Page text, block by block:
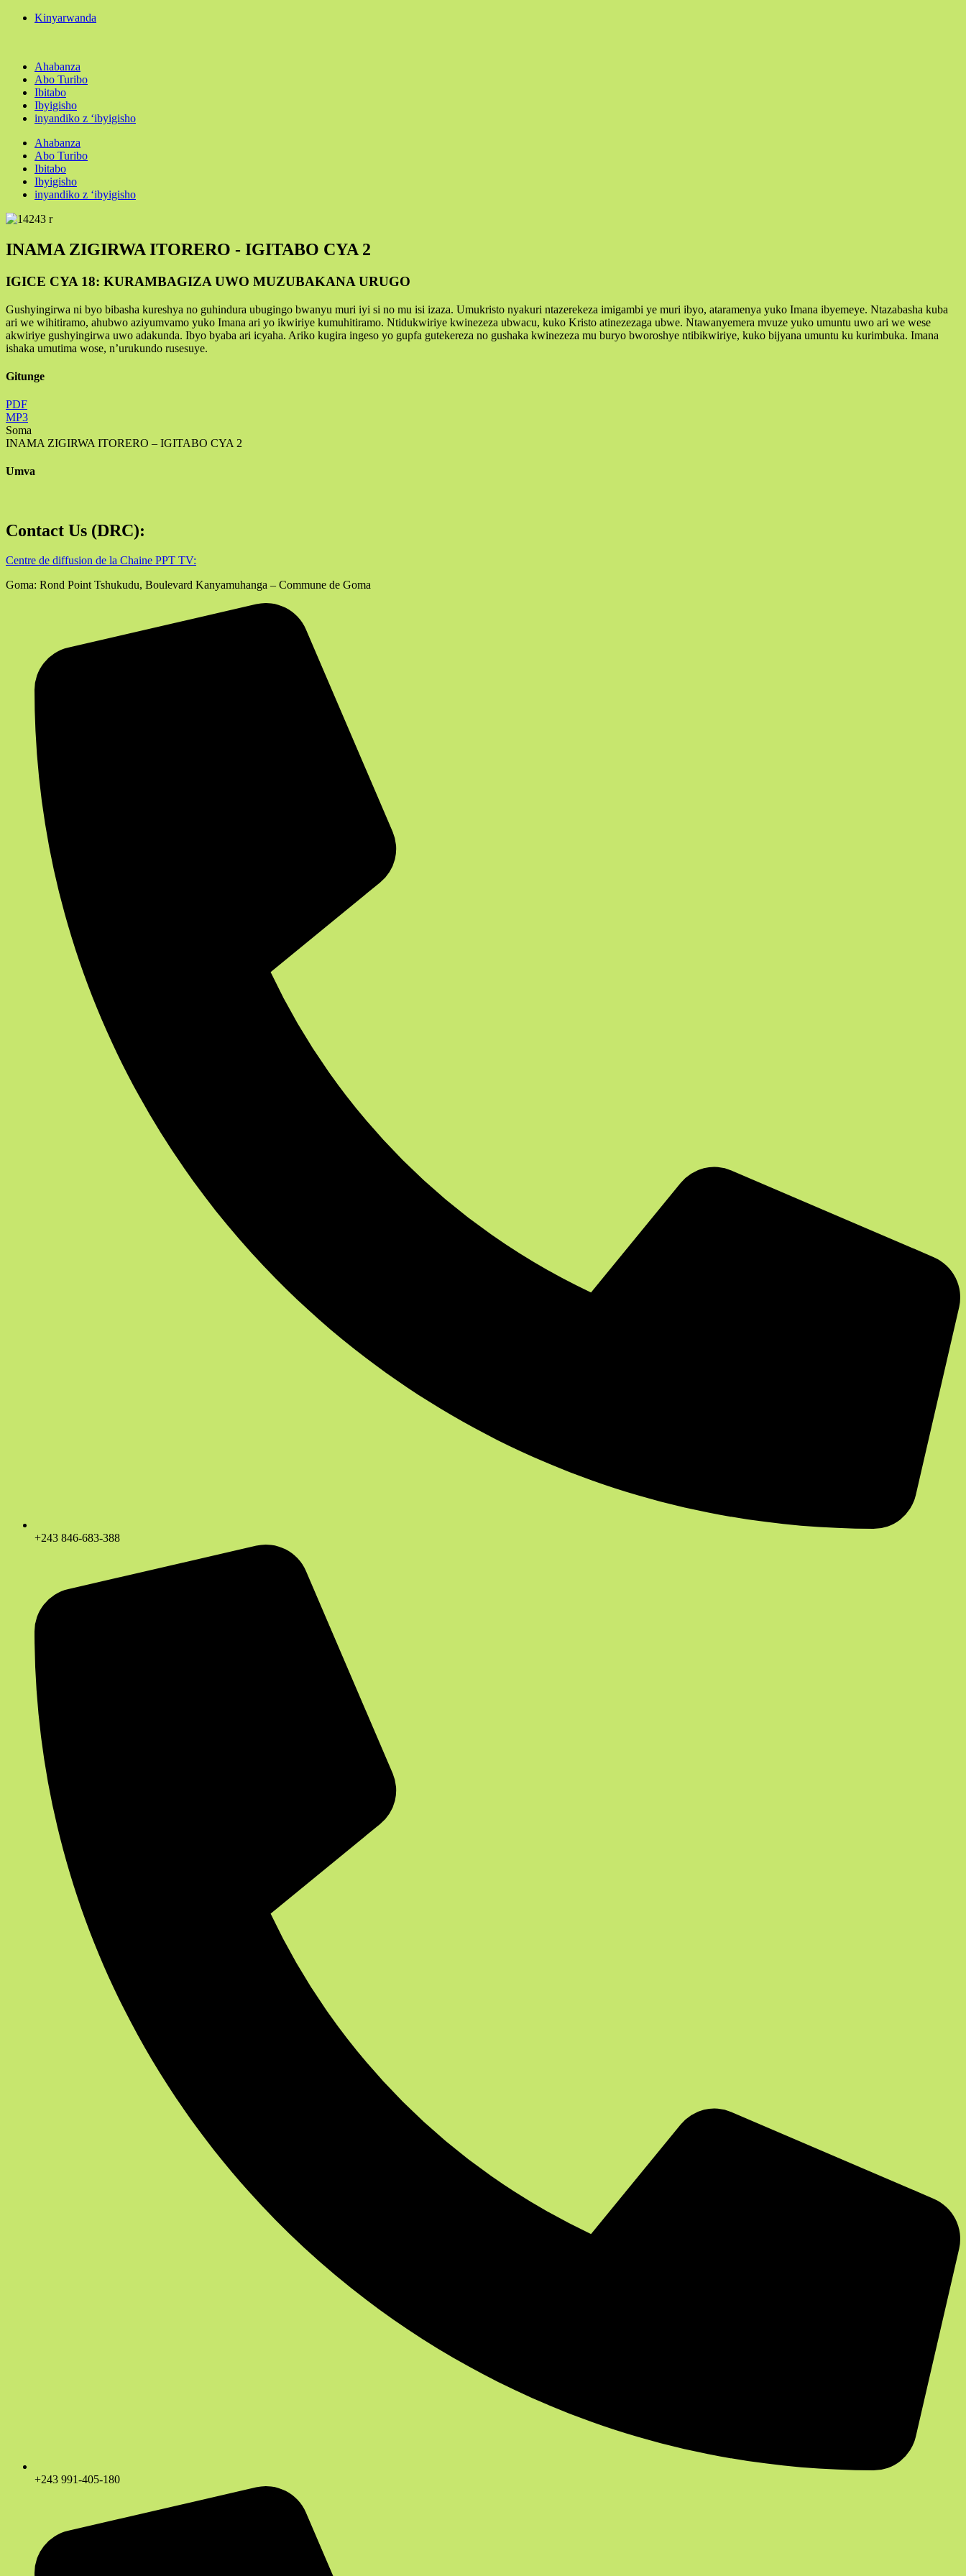
Kinyarwanda
Ahabanza
Abo Turibo
Ibitabo
Ibyigisho
inyandiko z ‘ibyigisho
Ahabanza
Abo Turibo
Ibitabo
Ibyigisho
inyandiko z ‘ibyigisho
INAMA ZIGIRWA ITORERO - IGITABO CYA 2
IGICE CYA 18: KURAMBAGIZA UWO MUZUBAKANA URUGO
Gushyingirwa ni byo bibasha kureshya no guhindura ubugingo bwanyu muri iyi si no mu isi izaza. Umukristo nyakuri ntazerekeza imigambi ye muri ibyo, ataramenya yuko Imana ibyemeye. Ntazabasha kuba
ari we wihitiramo, ahubwo aziyumvamo yuko Imana ari yo ikwiriye kumuhitiramo. Ntidukwiriye kwinezeza ubwacu, kuko Kristo atinezezaga ubwe. Ntawanyemera mvuze yuko umuntu uwo ari we wese
akwiriye gushyingirwa uwo adakunda. Ibyo byaba ari icyaha. Ariko kugira ingeso yo gupfa gutekereza no gushaka kwinezeza mu buryo bworoshye ntibikwiriye, kuko bijyana umuntu ku kurimbuka. Imana
ishaka umutima wose, n’urukundo rusesuye.
Gitunge
PDF
MP3
Soma
INAMA ZIGIRWA ITORERO – IGITABO CYA 2
Umva
Contact Us (DRC):
Centre de diffusion de la Chaine PPT TV:
Goma: Rond Point Tshukudu, Boulevard Kanyamuhanga – Commune de Goma
+243 846-683-388
+243 991-405-180